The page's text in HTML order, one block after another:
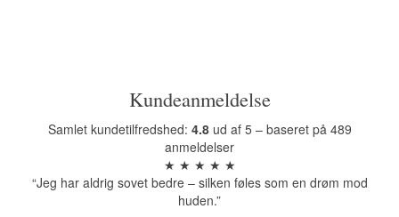
Kundeanmeldelse
Samlet kundetilfredshed: 4.8ud af 5 – baseret på 489
anmeldelser
★ ★ ★ ★ ★
“Jeg har aldrig sovet bedre – silken føles som en drøm mod
huden.”